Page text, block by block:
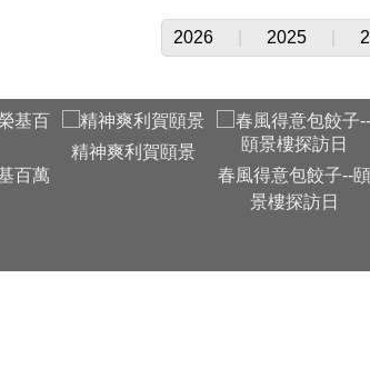
2026 2025
百萬
精神爽利賀頤景
春風得意包餃子--頤
景樓探訪日